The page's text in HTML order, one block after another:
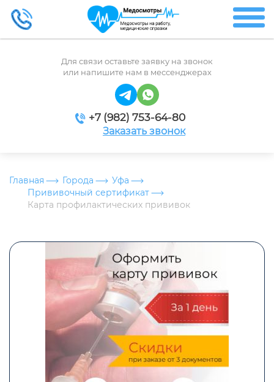
Для связи оставьте заявку на звонок
или напишите нам в мессенджерах
+7 (982) 753-64-80
Заказать звонок
Главная Города
Уфа
Прививочный сертификат
Карта профилактических прививок